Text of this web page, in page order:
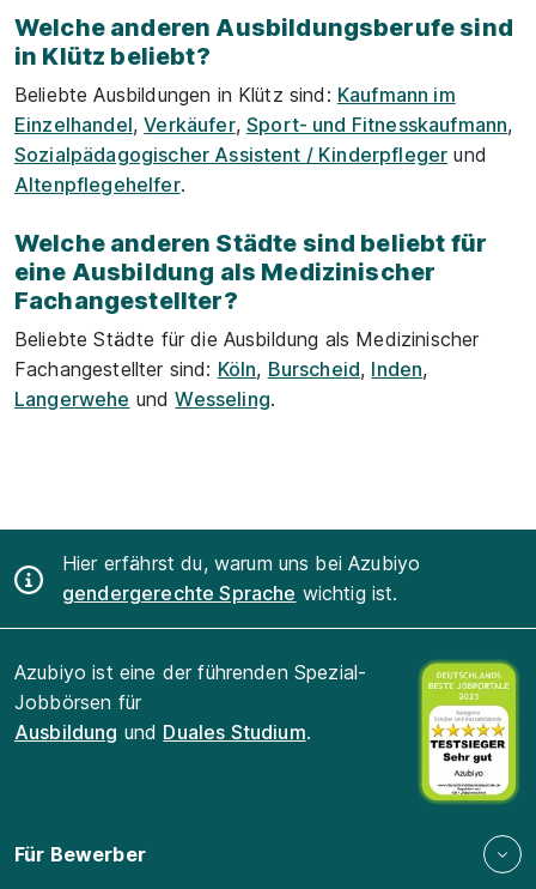
Welche anderen Ausbildungsberufe sind
in Klütz beliebt?
Beliebte Ausbildungen in Klütz sind: Kaufmann im
Einzelhandel,Verkäufer,Sport- und Fitnesskaufmann,
Sozialpädagogischer Assistent / Kinderpfleger und
Altenpflegehelfer.
Welche anderen Städte sind beliebt für
eine Ausbildung als Medizinischer
Fachangestellter?
Beliebte Städte für die Ausbildung als Medizinischer
Fachangestellter sind: Köln, Burscheid, Inden,
Langerwehe undWesseling.
Hier erfährst du, warum uns bei Azubiyo
gendergerechte Sprache wichtig ist.
Azubiyo ist eine der führenden Spezial-
Jobbörsen für
Ausbildung und Duales Studium.
Für Bewerber